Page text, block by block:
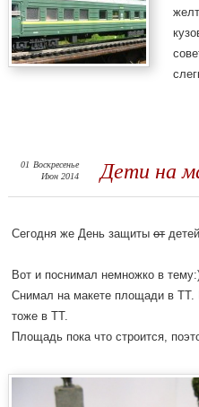
Дети на
01 Воскресенье
Июн 2014
Сегодня же День защитыот
Вот и поснимал немножко в
Снимал на макете площади в ТТ.
тоже в ТТ.
Площадь пока что строится,